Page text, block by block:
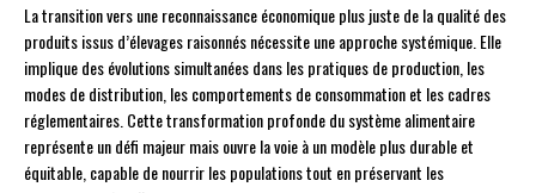
La transition vers une reconnaissance économique plus juste de la qualité des
produits issus d’élevages raisonnés nécessite une approche systémique. Elle
implique des évolutions simultanées dans les pratiques de production, les
modes de distribution, les comportements de consommation et les cadres
réglementaires. Cette transformation profonde du système alimentaire
représente un défi majeur mais ouvre la voie à un modèle plus durable et
équitable, capable de nourrir les populations tout en préservant les